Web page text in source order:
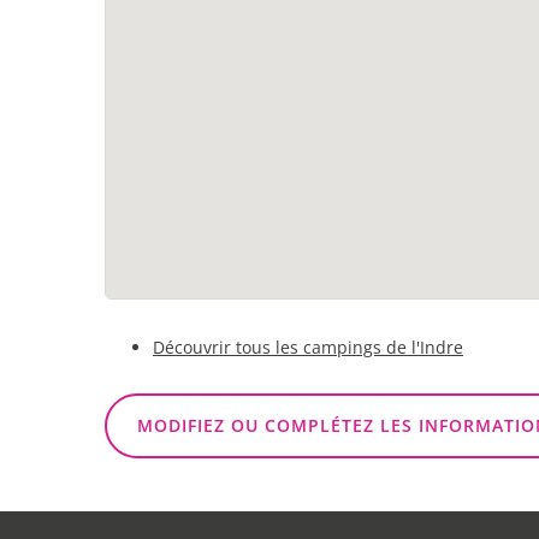
Découvrir tous les campings de l'Indre
MODIFIEZ OU COMPLÉTEZ LES